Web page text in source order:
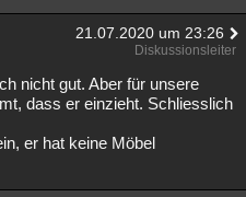
21.07.2020 um 23:26
Diskussionsleiter
nicht gut. Aber für unsere
dass er einzieht. Schliesslich
er hat keine Möbel